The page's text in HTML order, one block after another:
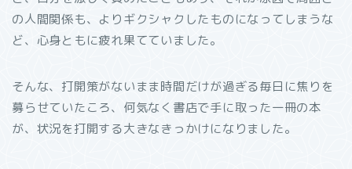
の人間関係も、よりギクシャクしたものになってしまうな
ど、心身ともに疲れ果てていました。
そんな、打開策がないまま時間だけが過ぎる毎日に焦りを
募らせていたころ、何気なく書店で手に取った一冊の本
が、状況を打開する大きなきっかけになりました。